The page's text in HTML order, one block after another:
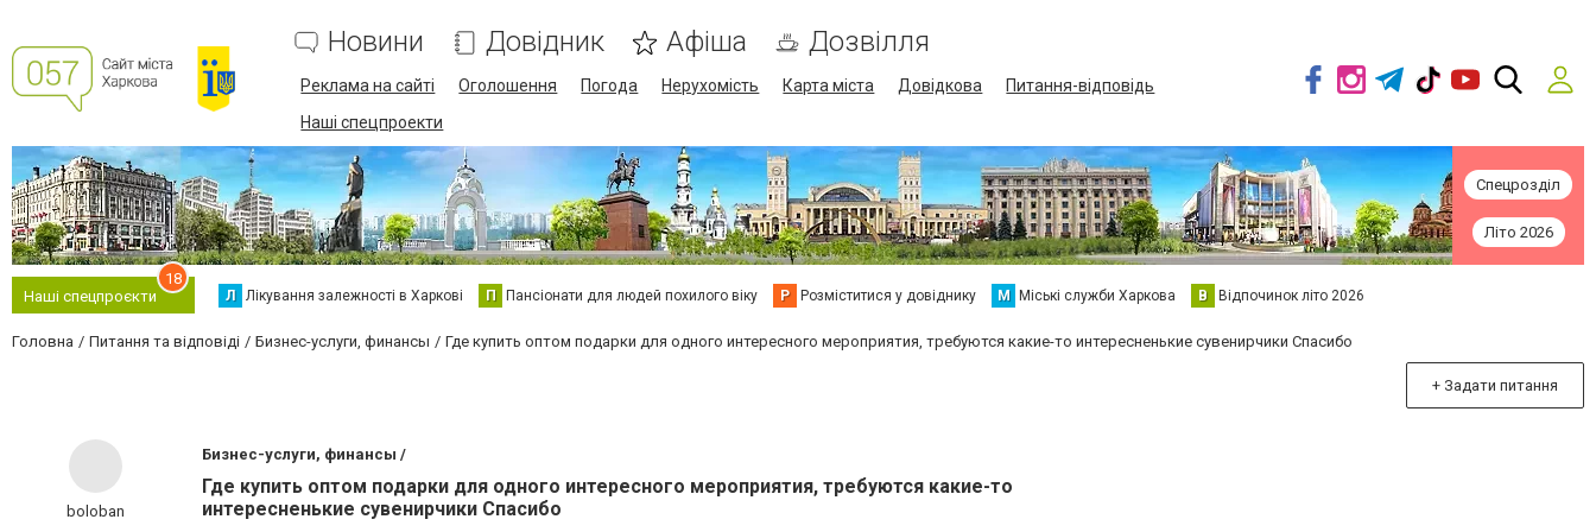
Новини Довідник Афіша Дозвілля
Реклама на сайті Оголошення Погода Нерухомість Карта міста Довідкова
Питання-відповідь
Наші спецпроекти
Спецрозділ
Літо 2026
Наші спецпроєкти
18
Л Лікування залежності в Харкові П Пансіонати для людей похилого віку Р Розміститися у довіднику М Міські служби Харкова В Відпочинок літо 2026
Головна Питання та відповіді Бизнес-услуги, финансы Где купить оптом подарки для одного интересного мероприятия, требуются какие-то интересненькие сувенирчики Спасибо
+ Задати питання
boloban
Бизнес-услуги, финансы /
Где купить оптом подарки для одного интересного мероприятия, требуются какие-то
интересненькие сувенирчики Спасибо